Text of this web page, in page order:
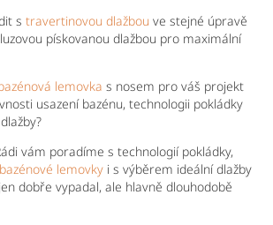
s travertinovou dlažbou ve stejné úpravě
pískovanou dlažbou pro maximální
lemovka s nosem pro váš projekt
usazení bazénu, technologii pokládky
vám poradíme s technologií pokládky,
bazénové lemovky i s výběrem ideální dlažby
dobře vypadal, ale hlavně dlouhodobě